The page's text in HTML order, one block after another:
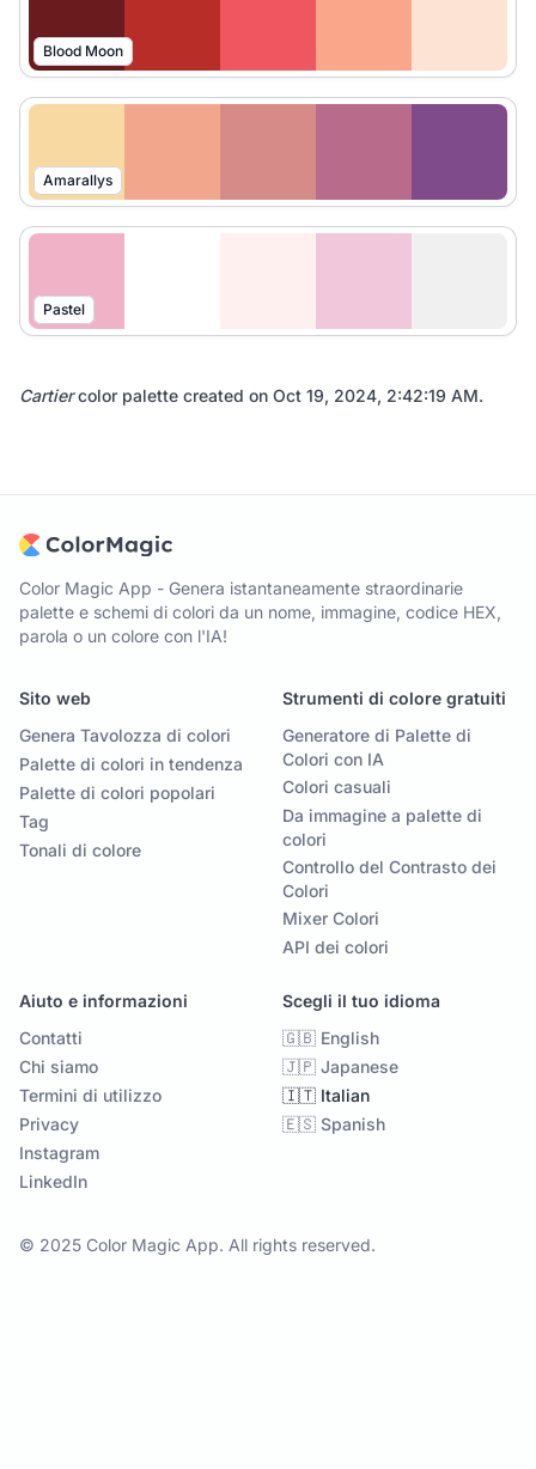
Blood Moon
Amarallys
Pastel
Cartiercolor palette created on Oct 19, 2024, 2:42:19 AM.
Color Magic App - Genera istantaneamente straordinarie
palette e schemi di colori da un nome, immagine, codice HEX,
parola o un colore con l'IA!
Sito web
Genera Tavolozza di colori
Palette di colori in tendenza
Palette di colori popolari
Tag
Tonali di colore
Strumenti di colore gratuiti
Generatore di Palette di
Colori con IA
Colori casuali
Da immagine a palette di
colori
Controllo del Contrasto dei
Colori
Mixer Colori
API dei colori
Aiuto e informazioni
Contatti
Chi siamo
Termini di utilizzo
Privacy
Instagram
LinkedIn
Scegli il tuo idioma
🇬🇧 English
🇯🇵 Japanese
🇮🇹 Italian
🇪🇸 Spanish
© 2025 Color Magic App. All rights reserved.